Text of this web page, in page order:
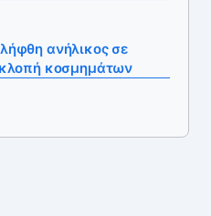
ανήλικος σε
κλοπή κοσμημάτων